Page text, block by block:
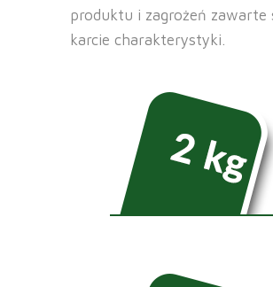
produktu i zagrożeń zawarte
karcie charakterystyki.